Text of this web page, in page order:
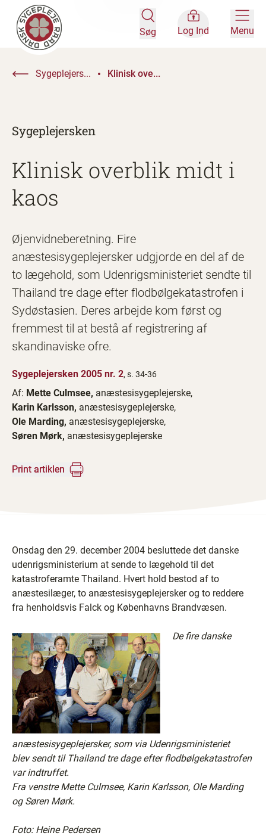
Søg Log Ind Menu
Sygeplejers... Klinisk ove...
Sygeplejersken
Klinisk overblik midt i
kaos
Øjenvidneberetning. Fire
anæstesisygeplejersker udgjorde en del af de
to lægehold, som Udenrigsministeriet sendte til
Thailand tre dage efter flodbølgekatastrofen i
Sydøstasien. Deres arbejde kom først og
fremmest til at bestå af registrering af
skandinaviske ofre.
Sygeplejersken 2005 nr. 2, s. 34-36
Af: Mette Culmsee, anæstesisygeplejerske,
Karin Karlsson, anæstesisygeplejerske,
Ole Marding, anæstesisygeplejerske,
Søren Mørk, anæstesisygeplejerske
Print artiklen
Onsdag den 29. december 2004 besluttede det danske
udenrigsministerium at sende to lægehold til det
katastroferamte Thailand. Hvert hold bestod af to
anæstesilæger, to anæstesisygeplejersker og to reddere
fra henholdsvis Falck og Københavns Brandvæsen.
De fire danske
anæstesisygeplejersker, som via Udenrigsministeriet
blev sendt til Thailand tre dage efter flodbølgekatastrofen
var indtruffet.
Fra venstre Mette Culmsee, Karin Karlsson, Ole Marding
og Søren Mørk.
Foto: Heine Pedersen